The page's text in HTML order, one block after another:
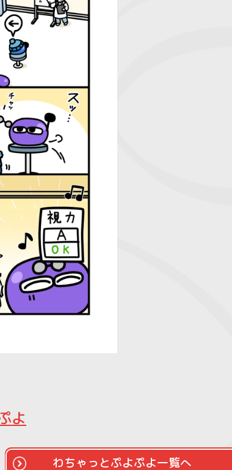
よ
わちゃっとぷよぷよ一覧へ